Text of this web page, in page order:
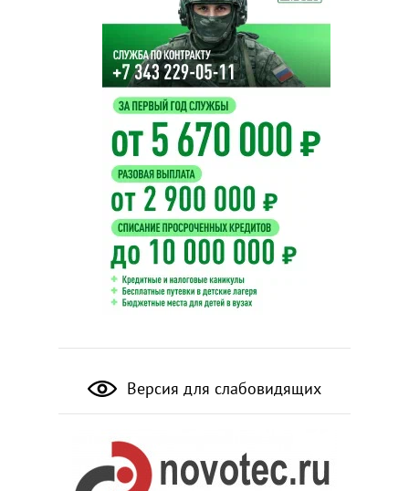
Версия для слабовидящих